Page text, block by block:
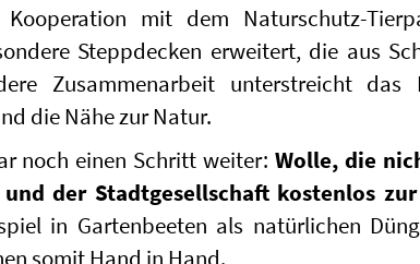
mit dem Naturschutz-
Steppdecken erweitert, die aus
Zusammenarbeit unterstreicht das
die Nähe zur Natur.
noch einen Schritt weiter: Wolle, die
der Stadtgesellschaft kostenlos
in Gartenbeeten als natürlichen
somit Hand in Hand.